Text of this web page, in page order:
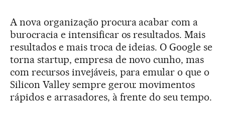
A nova organização procura acabar com a
burocracia e intensificar os resultados. Mais
resultados e mais troca de ideias. O Google se
torna startup, empresa de novo cunho, mas
com recursos invejáveis, para emular o que o
Silicon Valley sempre gerou: movimentos
rápidos e arrasadores, à frente do seu tempo.